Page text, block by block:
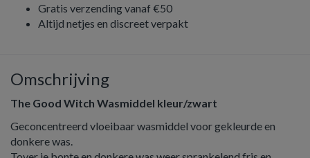
Gratis verzending vanaf €50
Altijd netjes en discreet verpakt
Omschrijving
The Good Witch Wasmiddel kleur/zwart
Geconcentreerd vloeibaar wasmiddel voor gekleurde en
donkere was.